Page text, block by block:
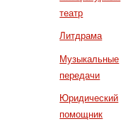
театр
Литдрама
Музыкальные
передачи
Юридический
помощник